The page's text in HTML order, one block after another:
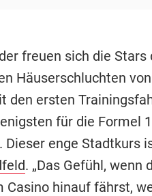
freuen sich die
Häuserschluchten
den ersten
für die Formel
enge Stadtkurs
. „Das Gefühl,
Casino hinauf fährst,